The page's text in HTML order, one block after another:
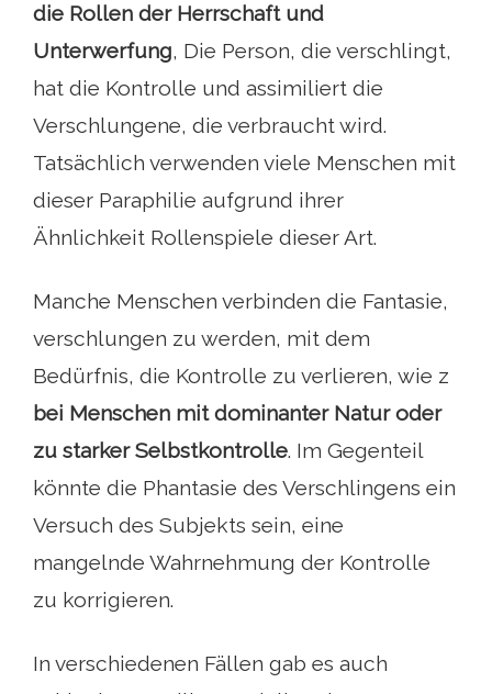
die Rollen der Herrschaft und
Unterwerfung, Die Person, die verschlingt,
hat die Kontrolle und assimiliert die
Verschlungene, die verbraucht wird.
Tatsächlich verwenden viele Menschen mit
dieser Paraphilie aufgrund ihrer
Ähnlichkeit Rollenspiele dieser Art.
Manche Menschen verbinden die Fantasie,
verschlungen zu werden, mit dem
Bedürfnis, die Kontrolle zu verlieren, wie z
bei Menschen mit dominanter Natur oder
zu starker Selbstkontrolle. Im Gegenteil
könnte die Phantasie des Verschlingens ein
Versuch des Subjekts sein, eine
mangelnde Wahrnehmung der Kontrolle
zu korrigieren.
In verschiedenen Fällen gab es auch